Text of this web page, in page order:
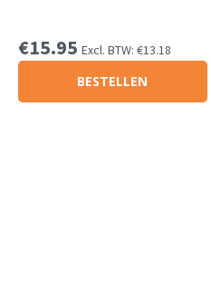
€15.95 Excl. BTW: €13.18
BESTELLEN